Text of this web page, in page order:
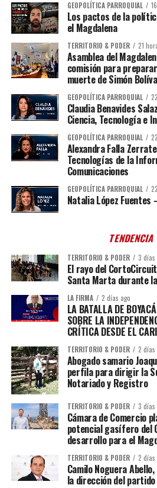
GEOPOLÍTICA PARROQUIAL
Los pactos de la
el Magdalena
TERRITORIO & PODER 21
Asamblea del
comisión para
muerte de Simón
GEOPOLÍTICA PARROQUIAL
Claudia Benavides
Ciencia, Tecnología e
GEOPOLÍTICA PARROQUIAL
Alexandra Falla
Tecnologías de la
Comunicaciones
GEOPOLÍTICA PARROQUIAL
Natalia López
TENDENCIA
TERRITORIO & PODER 3 días
El rayo del
Santa Marta durante
LA FIRMA 2 días ago
LA BATALLA DE
SOBRE LA
CRÍTICA DESDE EL
TERRITORIO & PODER 2 días
Abogado samario
perfila para dirigir la
Notariado y Registro
TERRITORIO & PODER 3 días
Cámara de Comercio
potencial gasífero del
desarrollo para el
TERRITORIO & PODER 2 días
Camilo Noguera
la dirección del